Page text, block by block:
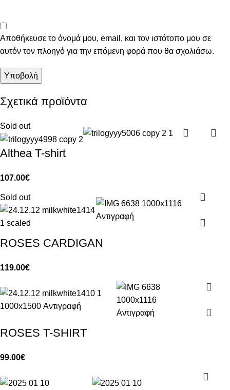
Αποθήκευσε το όνομά μου, email, και τον ιστότοπο μου σε
αυτόν τον πλοηγό για την επόμενη φορά που θα σχολιάσω.
Σχετικά προϊόντα
Sold out
Althea T-shirt
107.00€
Sold out
ROSES CARDIGAN
119.00€
ROSES T-SHIRT
99.00€